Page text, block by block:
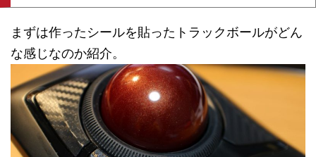
まずは作ったシールを貼ったトラックボールがどん
な感じなのか紹介。